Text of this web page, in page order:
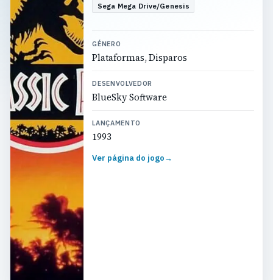
Sega Mega Drive/Genesis
GÉNERO
Plataformas, Disparos
DESENVOLVEDOR
BlueSky Software
LANÇAMENTO
1993
Ver página do jogo→